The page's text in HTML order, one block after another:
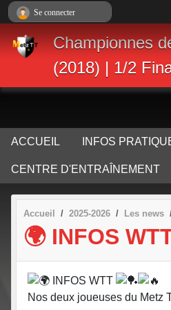
Championnes
(2018) | 1/2
ACCUEIL INFOS
CENTRE D'ENTRAÎNEMENT
Accueil 2025-2026 Les news
🌍 INFOS
INFOS WTT
Nos deux joueuses du Metz
Se connecter
Panneau de gestion des cookies